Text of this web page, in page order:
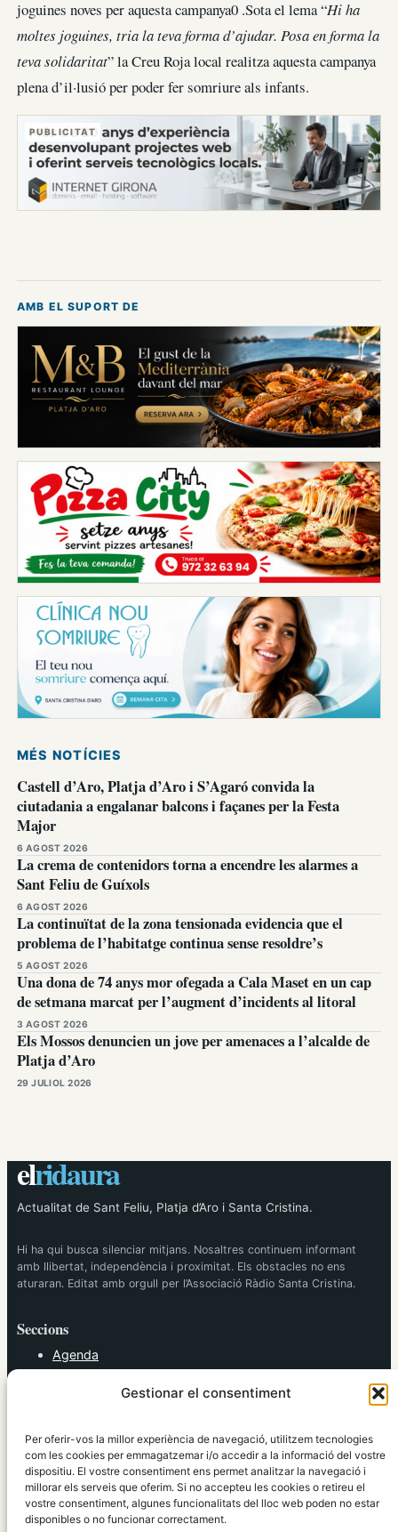
Gestionar el consentiment
Per oferir-vos la millor experiència de navegació, utilitzem tecnologies
com les cookies per emmagatzemar i/o accedir a la informació del vostre
dispositiu. El vostre consentiment ens permet analitzar la navegació i
millorar els serveis que oferim. Si no accepteu les cookies o retireu el
vostre consentiment, algunes funcionalitats del lloc web poden no estar
disponibles o no funcionar correctament.
joguines noves per aquesta campanya0 .Sota el lema “Hi ha
moltes joguines, tria la teva forma d’ajudar. Posa en forma la
teva solidaritat” la Creu Roja local realitza aquesta campanya
plena d’il·lusió per poder fer somriure als infants.
PUBLICITAT
AMB EL SUPORT DE
MÉS NOTÍCIES
Castell d’Aro, Platja d’Aro i S’Agaró convida la
ciutadania a engalanar balcons i façanes per la Festa
Major
6 AGOST 2026
La crema de contenidors torna a encendre les alarmes a
Sant Feliu de Guíxols
6 AGOST 2026
La continuïtat de la zona tensionada evidencia que el
problema de l’habitatge continua sense resoldre’s
5 AGOST 2026
Una dona de 74 anys mor ofegada a Cala Maset en un cap
de setmana marcat per l’augment d’incidents al litoral
3 AGOST 2026
Els Mossos denuncien un jove per amenaces a l’alcalde de
Platja d’Aro
29 JULIOL 2026
elridaura
Actualitat de Sant Feliu, Platja d’Aro i Santa Cristina.
Hi ha qui busca silenciar mitjans. Nosaltres continuem informant
amb llibertat, independència i proximitat. Els obstacles no ens
aturaran. Editat amb orgull per l’Associació Ràdio Santa Cristina.
Seccions
Agenda
Cultura
Política
Societat
Tendències
elRidaura.com